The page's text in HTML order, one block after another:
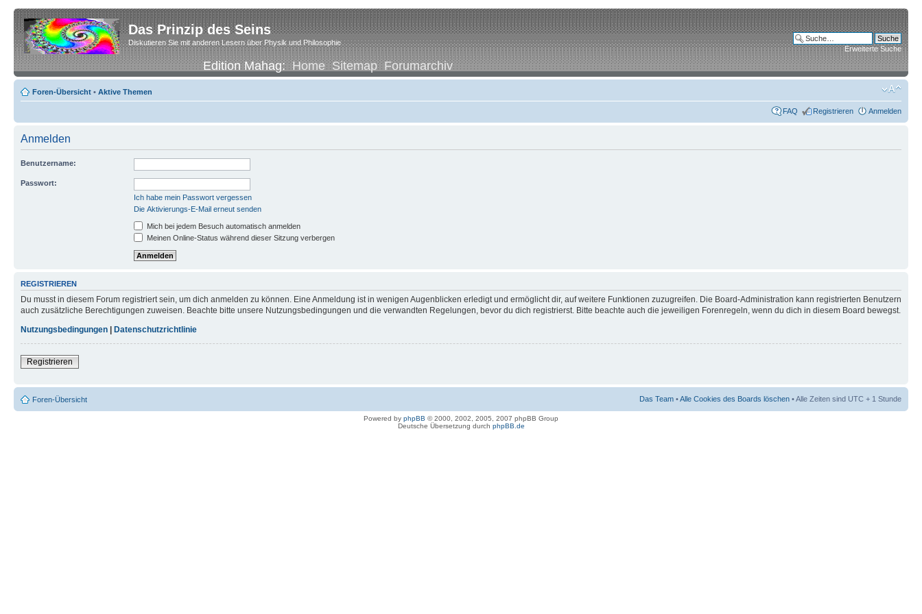
Das Prinzip des Seins
Diskutieren Sie mit anderen Lesern über Physik und Philosophie
Edition Mahag:Home Sitemap Forumarchiv
Erweiterte Suche
Foren-Übersicht • Aktive Themen
FAQ Registrieren Anmelden
Anmelden
Benutzername:
Passwort:
Ich habe mein Passwort vergessen
Die Aktivierungs-E-Mail erneut senden
Mich bei jedem Besuch automatisch anmelden
Meinen Online-Status während dieser Sitzung verbergen
REGISTRIEREN
Du musst in diesem Forum registriert sein, um dich anmelden zu können. Eine Anmeldung ist in wenigen Augenblicken erledigt und ermöglicht dir, auf weitere Funktionen zuzugreifen. Die Board-Administration kann registrierten Benutzern
auch zusätzliche Berechtigungen zuweisen. Beachte bitte unsere Nutzungsbedingungen und die verwandten Regelungen, bevor du dich registrierst. Bitte beachte auch die jeweiligen Forenregeln, wenn du dich in diesem Board bewegst.
Nutzungsbedingungen
Datenschutzrichtlinie
Registrieren
Foren-Übersicht Das Team •Alle Cookies des Boards löschen • Alle Zeiten sind UTC + 1 Stunde
Powered by phpBB © 2000, 2002, 2005, 2007 phpBB Group
Deutsche Übersetzung durch phpBB.de